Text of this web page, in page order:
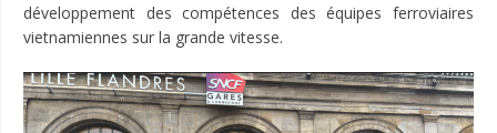
développement des compétences des équipes ferroviaires
vietnamiennes sur la grande vitesse.